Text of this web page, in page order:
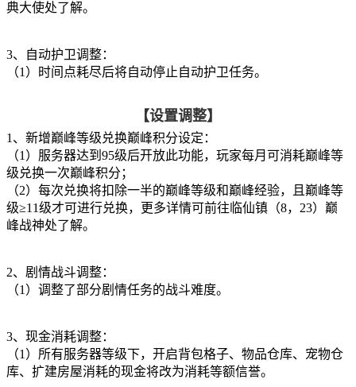
典大使处了解。
3、自动护卫调整：
（1）时间点耗尽后将自动停止自动护卫任务。
【设置调整】
1、新增巅峰等级兑换巅峰积分设定：
（1）服务器达到95级后开放此功能，玩家每月可消耗巅峰等
级兑换一次巅峰积分；
（2）每次兑换将扣除一半的巅峰等级和巅峰经验，且巅峰等
级≥11级才可进行兑换，更多详情可前往临仙镇（8，23）巅
峰战神处了解。
2、剧情战斗调整：
（1）调整了部分剧情任务的战斗难度。
3、现金消耗调整：
（1）所有服务器等级下，开启背包格子、物品仓库、宠物仓
库、扩建房屋消耗的现金将改为消耗等额信誉。